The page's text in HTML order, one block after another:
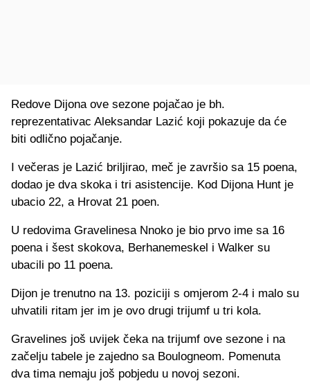
Redove Dijona ove sezone pojačao je bh.
reprezentativac Aleksandar Lazić koji pokazuje da će
biti odlično pojačanje.
I večeras je Lazić briljirao, meč je završio sa 15 poena,
dodao je dva skoka i tri asistencije. Kod Dijona Hunt je
ubacio 22, a Hrovat 21 poen.
U redovima Gravelinesa Nnoko je bio prvo ime sa 16
poena i šest skokova, Berhanemeskel i Walker su
ubacili po 11 poena.
Dijon je trenutno na 13. poziciji s omjerom 2-4 i malo su
uhvatili ritam jer im je ovo drugi trijumf u tri kola.
Gravelines još uvijek čeka na trijumf ove sezone i na
začelju tabele je zajedno sa Boulogneom. Pomenuta
dva tima nemaju još pobjedu u novoj sezoni.